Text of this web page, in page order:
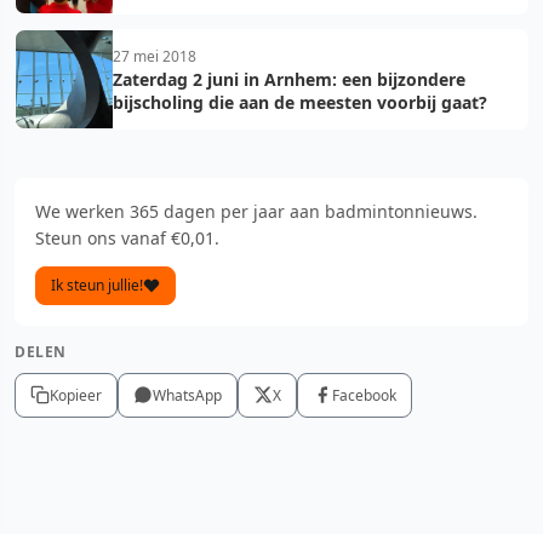
27 mei 2018
Zaterdag 2 juni in Arnhem: een bijzondere
bijscholing die aan de meesten voorbij gaat?
We werken 365 dagen per jaar aan badmintonnieuws.
Steun ons vanaf €0,01.
Ik steun jullie!
DELEN
Kopieer WhatsApp X Facebook